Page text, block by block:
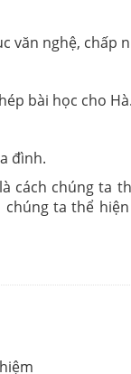
văn nghệ, chấp
bài học cho Hà.
đình.
cách chúng ta
ta thể